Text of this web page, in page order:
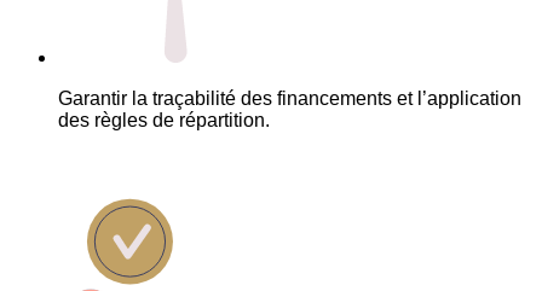
Garantir la traçabilité des financements et l’application
des règles de répartition.